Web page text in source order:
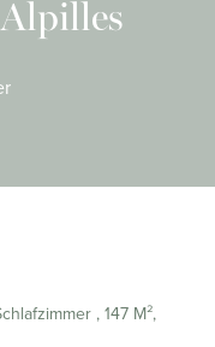
, 147 M²,